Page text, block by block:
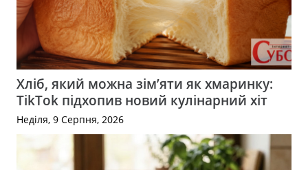
Хліб, який можна зім’яти як хмаринку:
TikTok підхопив новий кулінарний хіт
Неділя, 9 Серпня, 2026